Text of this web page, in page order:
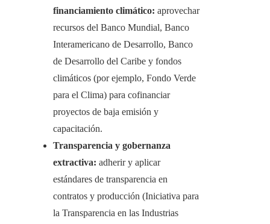
financiamiento climático: aprovechar
recursos del Banco Mundial, Banco
Interamericano de Desarrollo, Banco
de Desarrollo del Caribe y fondos
climáticos (por ejemplo, Fondo Verde
para el Clima) para cofinanciar
proyectos de baja emisión y
capacitación.
Transparencia y gobernanza
extractiva: adherir y aplicar
estándares de transparencia en
contratos y producción (Iniciativa para
la Transparencia en las Industrias